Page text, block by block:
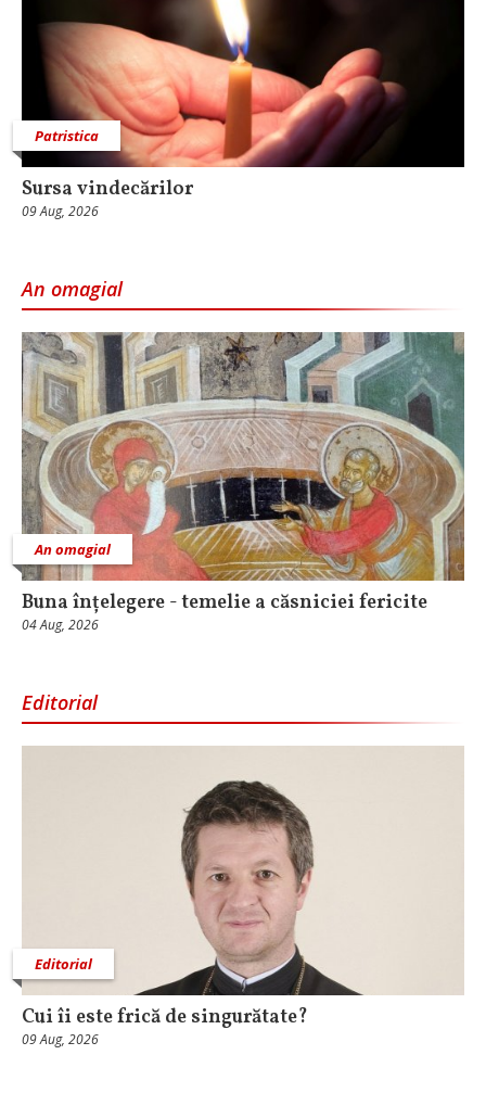
Patristica
Sursa vindecărilor
09 Aug, 2026
An omagial
An omagial
Buna înțelegere - temelie a căsniciei fericite
04 Aug, 2026
Editorial
Editorial
Cui îi este frică de singurătate?
09 Aug, 2026